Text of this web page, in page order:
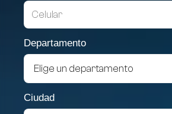
Departamento
Ciudad